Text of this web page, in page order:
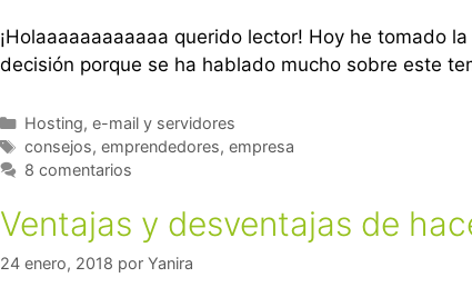
¡Holaaaaaaaaaaaa querido lector! Hoy he tomado
decisión porque se ha hablado mucho sobre este
Hosting, e-mail y servidores
consejos, emprendedores, empresa
8 comentarios
Ventajas y desventajas de
24 enero, 2018 por Yanira